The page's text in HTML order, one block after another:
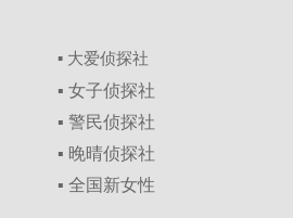
▪ 大爱侦探社
▪ 女子侦探社
▪ 警民侦探社
▪ 晚晴侦探社
▪ 全国新女性